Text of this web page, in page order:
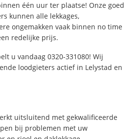
één uur ter plaatse! Onze goed
kunnen alle lekkages,
ongemakken vaak binnen no time
redelijke prijs.
u vandaag 0320-331080! Wij
loodgieters actief in Lelystad en
uitsluitend met gekwalificeerde
bij problemen met uw